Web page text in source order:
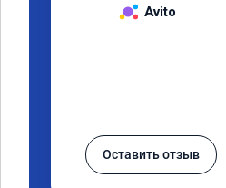
Avito
Оставить отзыв